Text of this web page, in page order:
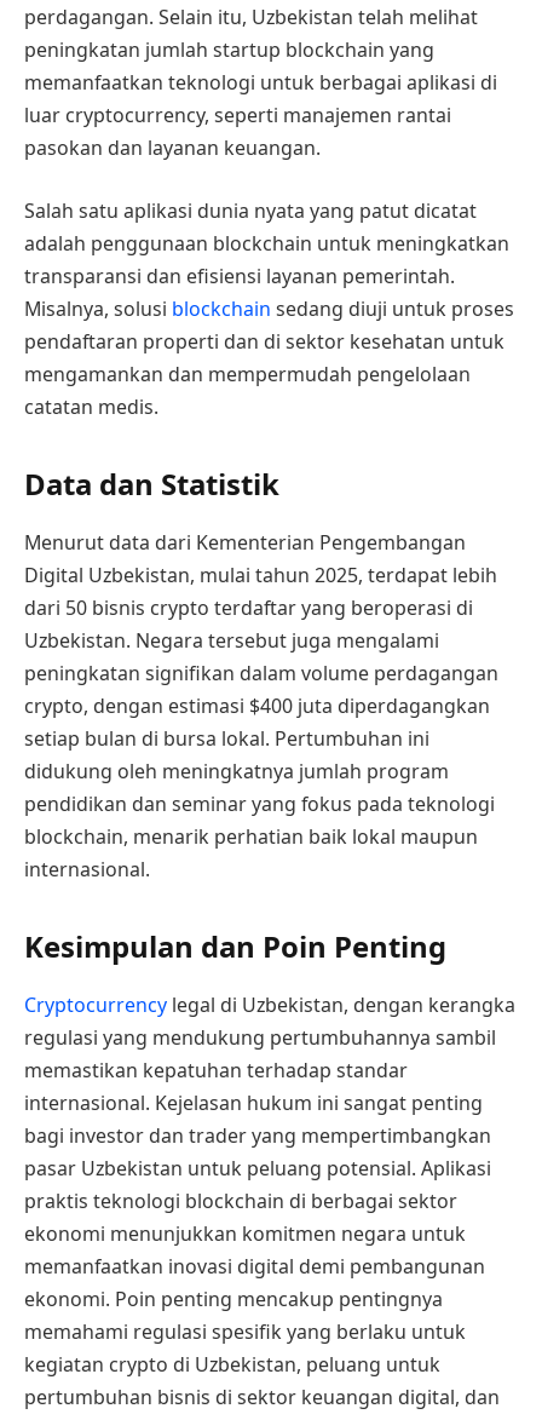
perdagangan. Selain itu, Uzbekistan telah melihat
peningkatan jumlah startup blockchain yang
memanfaatkan teknologi untuk berbagai aplikasi di
luar cryptocurrency, seperti manajemen rantai
pasokan dan layanan keuangan.
Salah satu aplikasi dunia nyata yang patut dicatat
adalah penggunaan blockchain untuk meningkatkan
transparansi dan efisiensi layanan pemerintah.
Misalnya, solusi blockchain sedang diuji untuk proses
pendaftaran properti dan di sektor kesehatan untuk
mengamankan dan mempermudah pengelolaan
catatan medis.
Data dan Statistik
Menurut data dari Kementerian Pengembangan
Digital Uzbekistan, mulai tahun 2025, terdapat lebih
dari 50 bisnis crypto terdaftar yang beroperasi di
Uzbekistan. Negara tersebut juga mengalami
peningkatan signifikan dalam volume perdagangan
crypto, dengan estimasi $400 juta diperdagangkan
setiap bulan di bursa lokal. Pertumbuhan ini
didukung oleh meningkatnya jumlah program
pendidikan dan seminar yang fokus pada teknologi
blockchain, menarik perhatian baik lokal maupun
internasional.
Kesimpulan dan Poin Penting
Cryptocurrency legal di Uzbekistan, dengan kerangka
regulasi yang mendukung pertumbuhannya sambil
memastikan kepatuhan terhadap standar
internasional. Kejelasan hukum ini sangat penting
bagi investor dan trader yang mempertimbangkan
pasar Uzbekistan untuk peluang potensial. Aplikasi
praktis teknologi blockchain di berbagai sektor
ekonomi menunjukkan komitmen negara untuk
memanfaatkan inovasi digital demi pembangunan
ekonomi. Poin penting mencakup pentingnya
memahami regulasi spesifik yang berlaku untuk
kegiatan crypto di Uzbekistan, peluang untuk
pertumbuhan bisnis di sektor keuangan digital, dan